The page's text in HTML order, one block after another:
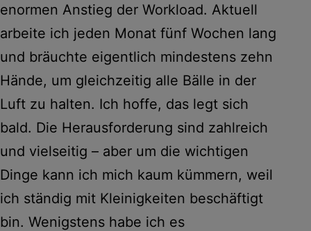
enormen Anstieg der Workload. Aktuell
arbeite ich jeden Monat fünf Wochen lang
und bräuchte eigentlich mindestens zehn
Hände, um gleichzeitig alle Bälle in der
Luft zu halten. Ich hoffe, das legt sich
bald. Die Herausforderung sind zahlreich
und vielseitig – aber um die wichtigen
Dinge kann ich mich kaum kümmern, weil
ich ständig mit Kleinigkeiten beschäftigt
bin. Wenigstens habe ich es